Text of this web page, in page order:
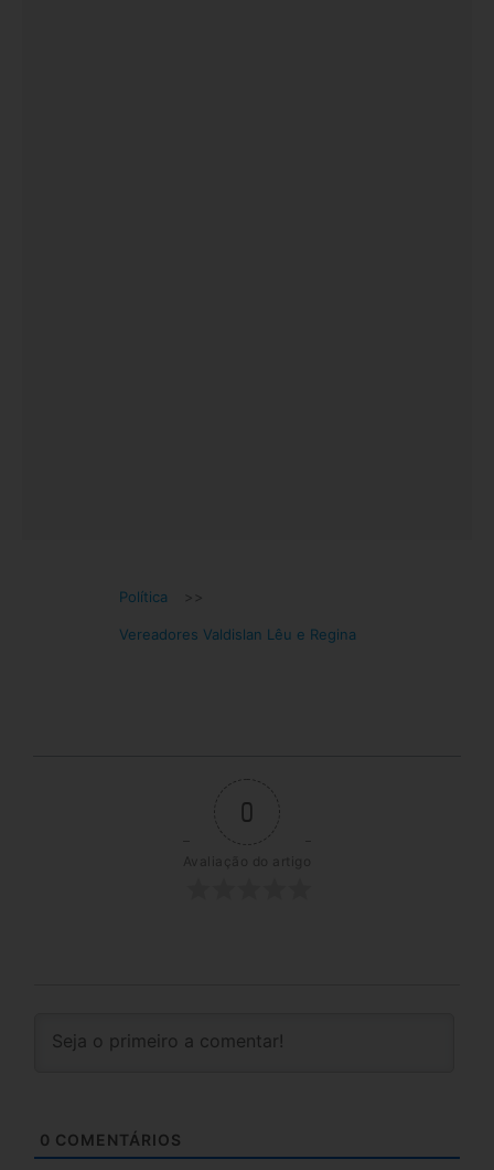
Política >>
Vereadores Valdislan Lêu e Regina
0
Avaliação do artigo
0 COMENTÁRIOS